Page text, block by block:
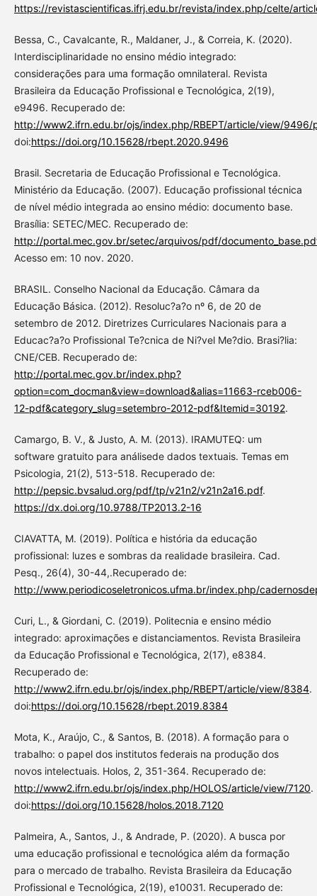
https://revistascientificas.ifrj.edu.br/revista/index.php/celte/
Bessa, C., Cavalcante, R., Maldaner, J., & Correia, K. (2020).
Interdisciplinaridade no ensino médio integrado:
considerações para uma formação omnilateral. Revista
Brasileira da Educação Profissional e Tecnológica, 2(19),
e9496. Recuperado de:
http://www2.ifrn.edu.br/ojs/index.php/RBEPT/article/view/9496/
doi:https://doi.org/10.15628/rbept.2020.9496
Brasil. Secretaria de Educação Profissional e Tecnológica.
Ministério da Educação. (2007). Educação profissional técnica
de nível médio integrada ao ensino médio: documento base.
Brasília: SETEC/MEC. Recuperado de:
http://portal.mec.gov.br/setec/arquivos/pdf/
Acesso em: 10 nov. 2020.
BRASIL. Conselho Nacional da Educação. Câmara da
Educação Básica. (2012). Resoluc?a?o nº 6, de 20 de
setembro de 2012. Diretrizes Curriculares Nacionais para a
Educac?a?o Profissional Te?cnica de Ni?vel Me?dio. Brasi?lia:
CNE/CEB. Recuperado de:
http://portal.mec.gov.br/index.php?
option=com_docman&view=download&alias=11663-rceb006-
12-pdf&category_slug=setembro-2012-pdf&Itemid=30192.
Camargo, B. V., & Justo, A. M. (2013). IRAMUTEQ: um
software gratuito para análisede dados textuais. Temas em
Psicologia, 21(2), 513-518. Recuperado de:
http://pepsic.bvsalud.org/pdf/tp/v21n2/v21n2a16.pdf.
https://dx.doi.org/10.9788/TP2013.2-16
CIAVATTA, M. (2019). Política e história da educação
profissional: luzes e sombras da realidade brasileira. Cad.
Pesq., 26(4), 30-44,.Recuperado de:
http://www.periodicoseletronicos.ufma.br/index.php/
Curi, L., & Giordani, C. (2019). Politecnia e ensino médio
integrado: aproximações e distanciamentos. Revista Brasileira
da Educação Profissional e Tecnológica, 2(17), e8384.
Recuperado de:
http://www2.ifrn.edu.br/ojs/index.php/RBEPT/article/view/8384.
doi:https://doi.org/10.15628/rbept.2019.8384
Mota, K., Araújo, C., & Santos, B. (2018). A formação para o
trabalho: o papel dos institutos federais na produção dos
novos intelectuais. Holos, 2, 351-364. Recuperado de:
http://www2.ifrn.edu.br/ojs/index.php/HOLOS/article/view/7120.
doi:https://doi.org/10.15628/holos.2018.7120
Palmeira, A., Santos, J., & Andrade, P. (2020). A busca por
uma educação profissional e tecnológica além da formação
para o mercado de trabalho. Revista Brasileira da Educação
Profissional e Tecnológica, 2(19), e10031. Recuperado de: